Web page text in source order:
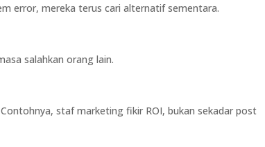
error, mereka terus cari alternatif sementara.
salahkan orang lain.
staf marketing fikir ROI, bukan sekadar post